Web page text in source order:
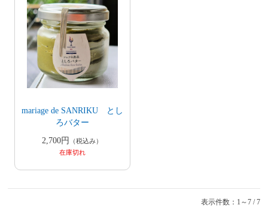
mariage de SANRIKU とし
ろバター
2,700円
（税込み）
在庫切れ
表示件数：1～7 / 7